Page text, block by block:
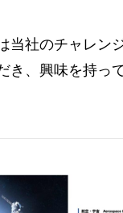
当社のチャレン
き、興味を持っ